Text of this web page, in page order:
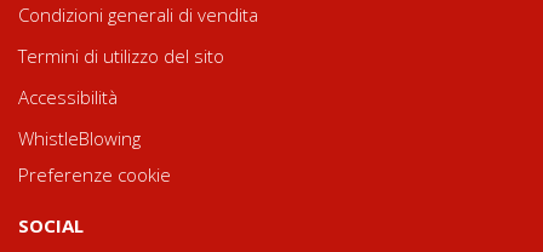
Condizioni generali di vendita
Termini di utilizzo del sito
Accessibilità
WhistleBlowing
Preferenze cookie
SOCIAL